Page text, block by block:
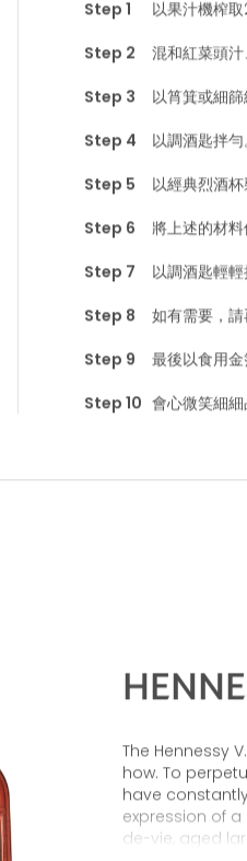
以果汁機榨
混和紅菜頭汁
以筲箕或細篩
以調酒匙拌勻
以經典烈酒杯
將上述的材料
以調酒匙輕輕
如有需要，請
最後以食用金
會心微笑細細
The Hennessy
how. To
have
expression of
de-vie, aged